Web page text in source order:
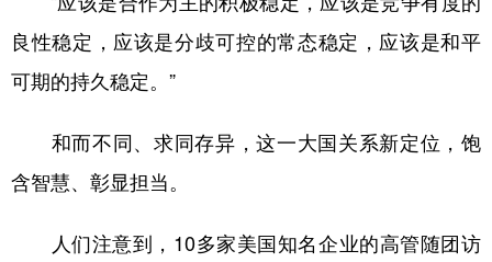
良性稳定，应该是分歧可控的常态稳定，应该是和平
可期的持久稳定。”
和而不同、求同存异，这一大国关系新定位，饱
含智慧、彰显担当。
人们注意到，10多家美国知名企业的高管随团访